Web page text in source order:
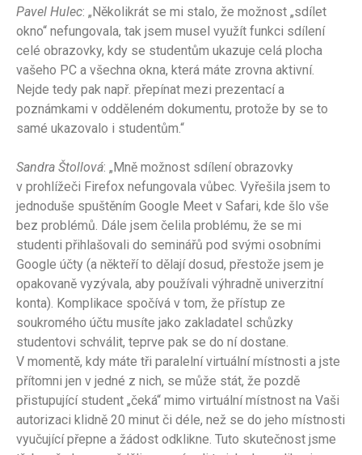
Pavel Hulec: „Několikrát se mi stalo, že možnost „sdílet
okno“ nefungovala, tak jsem musel využít funkci sdílení
celé obrazovky, kdy se studentům ukazuje celá plocha
vašeho PC a všechna okna, která máte zrovna aktivní.
Nejde tedy pak např. přepínat mezi prezentací a
poznámkami v odděleném dokumentu, protože by se to
samé ukazovalo i studentům.“
Sandra Štollová: „Mně možnost sdílení obrazovky
v prohlížeči Firefox nefungovala vůbec. Vyřešila jsem to
jednoduše spuštěním Google Meet v Safari, kde šlo vše
bez problémů. Dále jsem čelila problému, že se mi
studenti přihlašovali do seminářů pod svými osobními
Google účty (a někteří to dělají dosud, přestože jsem je
opakovaně vyzývala, aby používali výhradně univerzitní
konta). Komplikace spočívá v tom, že přístup ze
soukromého účtu musíte jako zakladatel schůzky
studentovi schválit, teprve pak se do ní dostane.
V momentě, kdy máte tři paralelní virtuální místnosti a jste
přítomni jen v jedné z nich, se může stát, že pozdě
přistupující student „čeká“ mimo virtuální místnost na Vaši
autorizaci klidně 20 minut či déle, než se do jeho místnosti
vyučující přepne a žádost odklikne. Tuto skutečnost jsme